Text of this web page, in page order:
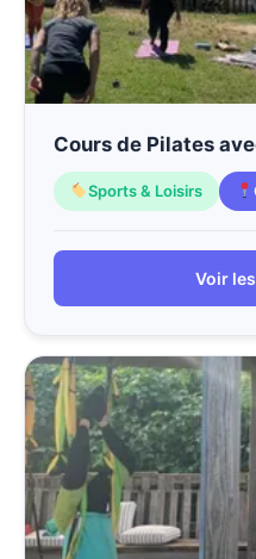
Cours de Pilates
Sports & Loisirs
Voir